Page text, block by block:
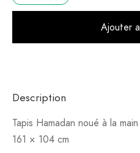
Ajouter
Description
Tapis Hamadan noué à la
161 × 104 cm